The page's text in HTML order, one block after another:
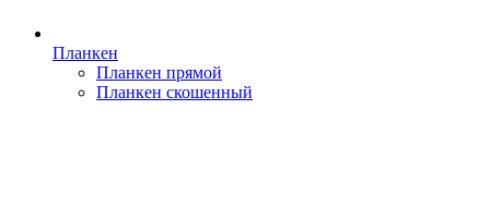
Планкен
Планкен прямой
Планкен скошенный